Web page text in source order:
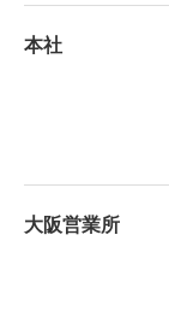
本社
大阪営業所